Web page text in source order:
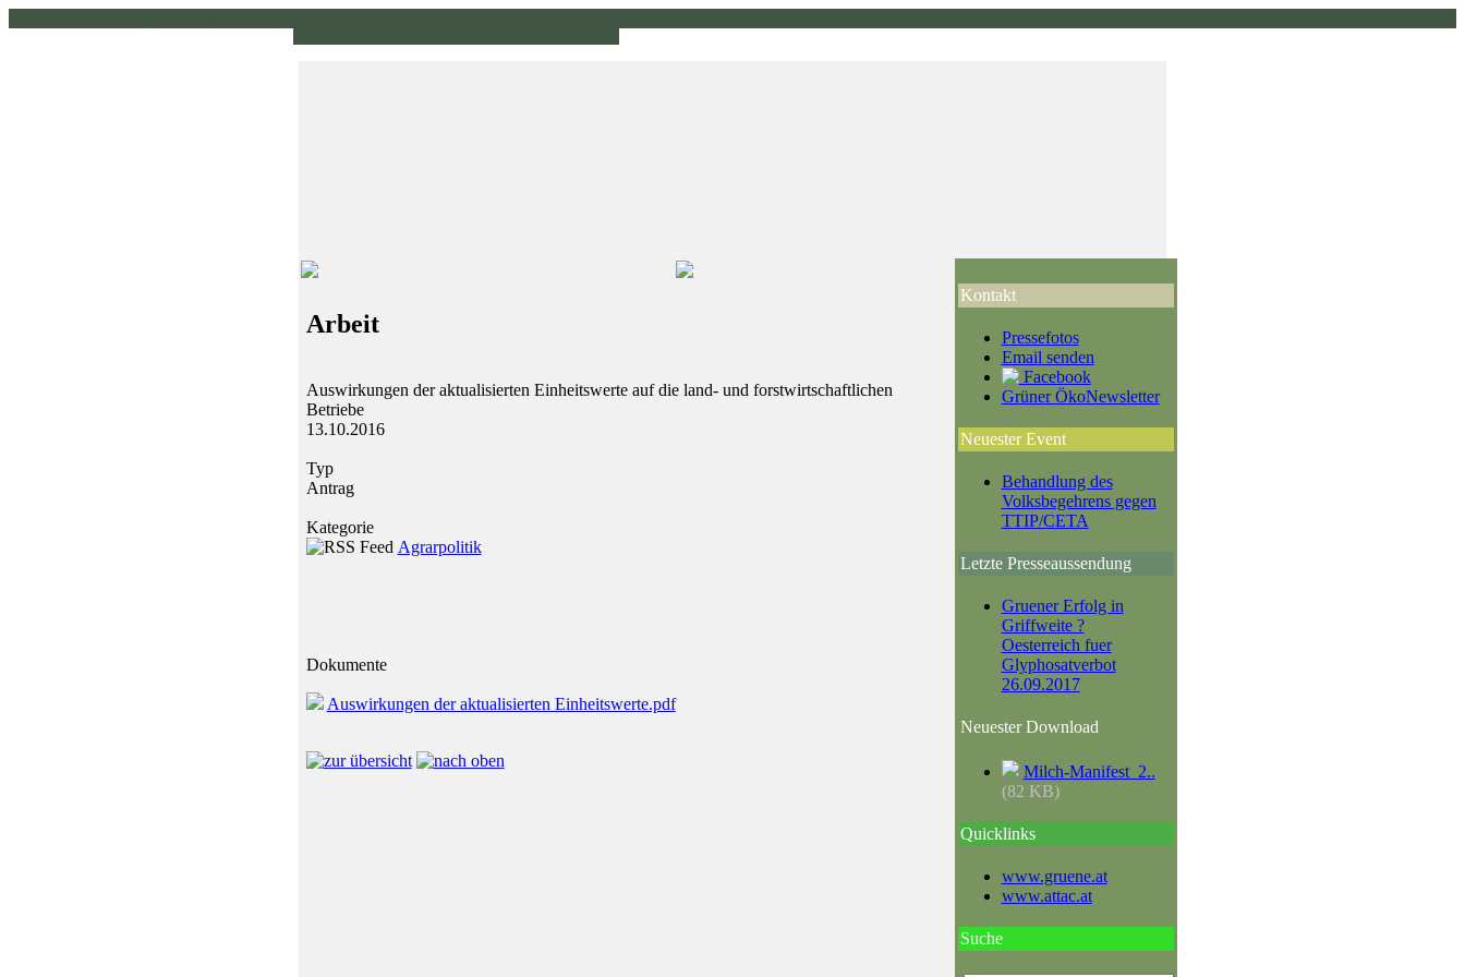
Arbeit
Auswirkungen der aktualisierten Einheitswerte auf die land- und forstwirtschaftlichen
Betriebe
13.10.2016
Typ
Antrag
Kategorie
Agrarpolitik
Dokumente
Auswirkungen der aktualisierten Einheitswerte.pdf
Kontakt
Pressefotos
Email senden
Facebook
Grüner ÖkoNewsletter
Neuester Event
Behandlung des
Volksbegehrens gegen
TTIP/CETA
Letzte Presseaussendung
Gruener Erfolg in
Griffweite ?
Oesterreich fuer
Glyphosatverbot
26.09.2017
Neuester Download
Milch-Manifest_2..
(82 KB)
Quicklinks
www.gruene.at
www.attac.at
Suche